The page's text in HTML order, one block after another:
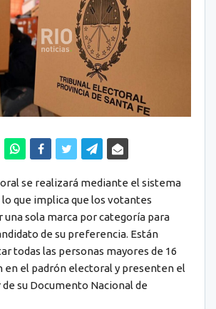
se realizará mediante el sistema
que implica que los votantes
sola marca por categoría para
de su preferencia. Están
todas las personas mayores de 16
en el padrón electoral y presenten el
su Documento Nacional de